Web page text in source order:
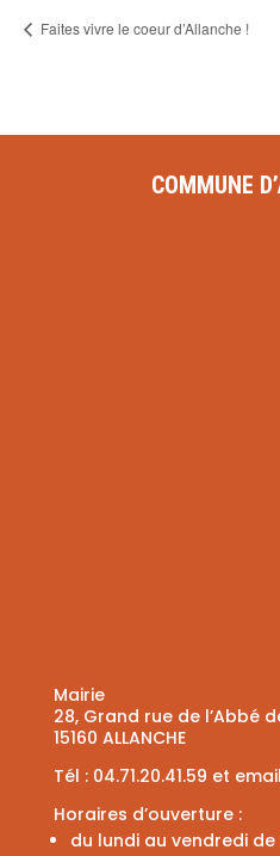
Faites vivre le coeur d’Allanche !
COMMUNE
Mairie
28, Grand rue de l’Abbé
15160 ALLANCHE
Tél : 04.71.20.41.59 et email
Horaires d’ouverture :
du lundi au vendredi de